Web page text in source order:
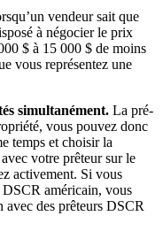
vendeur sait que
à négocier le prix
$ à 15 000 $ de moins
vous représentez une
simultanément. La pré-
vous pouvez donc
temps et choisir la
votre prêteur sur le
activement. Si vous
DSCR américain, vous
avec des prêteurs DSCR